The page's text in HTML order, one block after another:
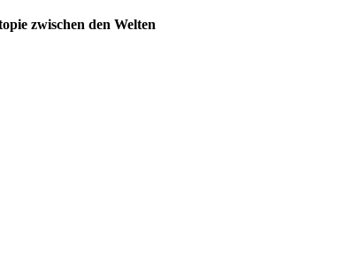
zwischen den Welten